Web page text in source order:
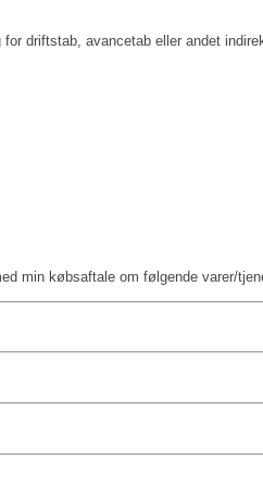
driftstab, avancetab eller andet
min købsaftale om følgende varer/